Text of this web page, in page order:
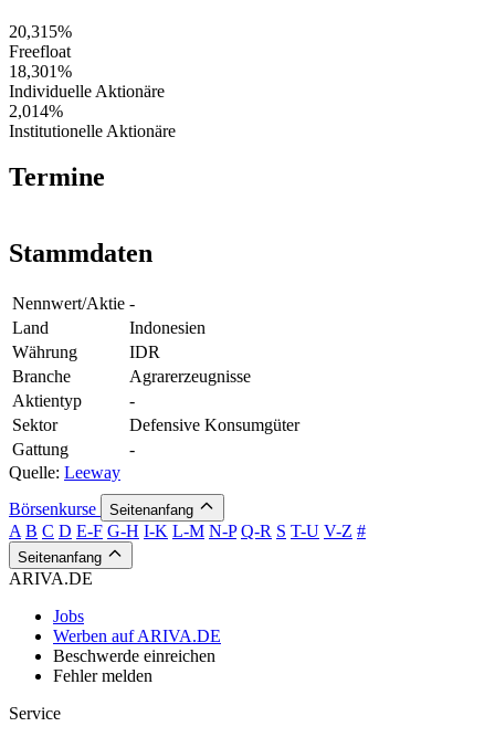
20,315%
Freefloat
18,301%
Individuelle Aktionäre
2,014%
Institutionelle Aktionäre
Termine
Stammdaten
Nennwert/Aktie -
Land
Indonesien
Währung
IDR
Branche
Agrarerzeugnisse
Aktientyp
-
Sektor
Defensive Konsumgüter
Gattung
-
Quelle: Leeway
Börsenkurse
Seitenanfang
A B C D E-F G-H I-K L-M N-P Q-R S T-U V-Z #
Seitenanfang
ARIVA.DE
Jobs
Werben auf ARIVA.DE
Beschwerde einreichen
Fehler melden
Service